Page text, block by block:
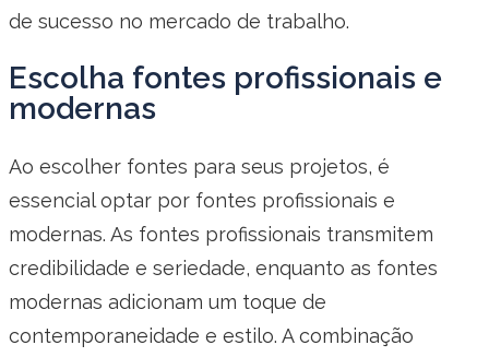
de sucesso no mercado de trabalho.
Escolha fontes profissionais e
modernas
Ao escolher fontes para seus projetos, é
essencial optar por fontes profissionais e
modernas. As fontes profissionais transmitem
credibilidade e seriedade, enquanto as fontes
modernas adicionam um toque de
contemporaneidade e estilo. A combinação